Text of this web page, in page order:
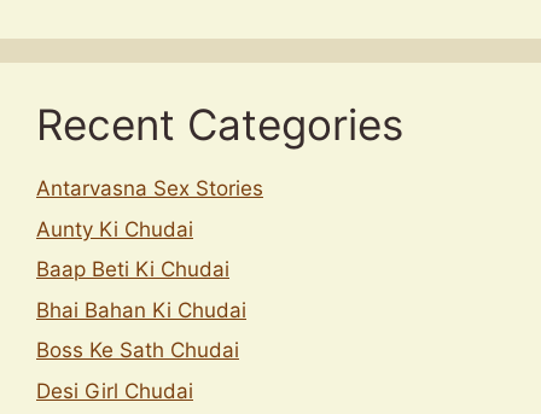
Recent Categories
Antarvasna Sex Stories
Aunty Ki Chudai
Baap Beti Ki Chudai
Bhai Bahan Ki Chudai
Boss Ke Sath Chudai
Desi Girl Chudai